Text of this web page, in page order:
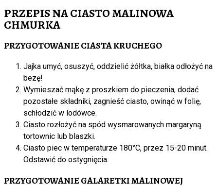
PRZEPIS NA CIASTO MALINOWA
CHMURKA
PRZYGOTOWANIE CIASTA KRUCHEGO
Jajka umyć, osuszyć, oddzielić żółtka, białka odłożyć na
bezę!
Wymieszać mąkę z proszkiem do pieczenia, dodać
pozostałe składniki, zagnieść ciasto, owinąć w folię,
schłodzić w lodówce.
Ciasto rozłożyć na spód wysmarowanych margaryną
tortownic lub blaszki.
Ciasto piec w temperaturze 180°C, przez 15-20 minut.
Odstawić do ostygnięcia.
PRZYGOTOWANIE GALARETKI MALINOWEJ